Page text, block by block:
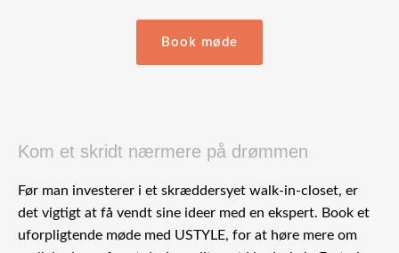
Book møde
Kom et skridt nærmere på drømmen
Før man investerer i et skræddersyet walk-in-closet, er
det vigtigt at få vendt sine ideer med en ekspert. Book et
uforpligtende møde med USTYLE, for at høre mere om